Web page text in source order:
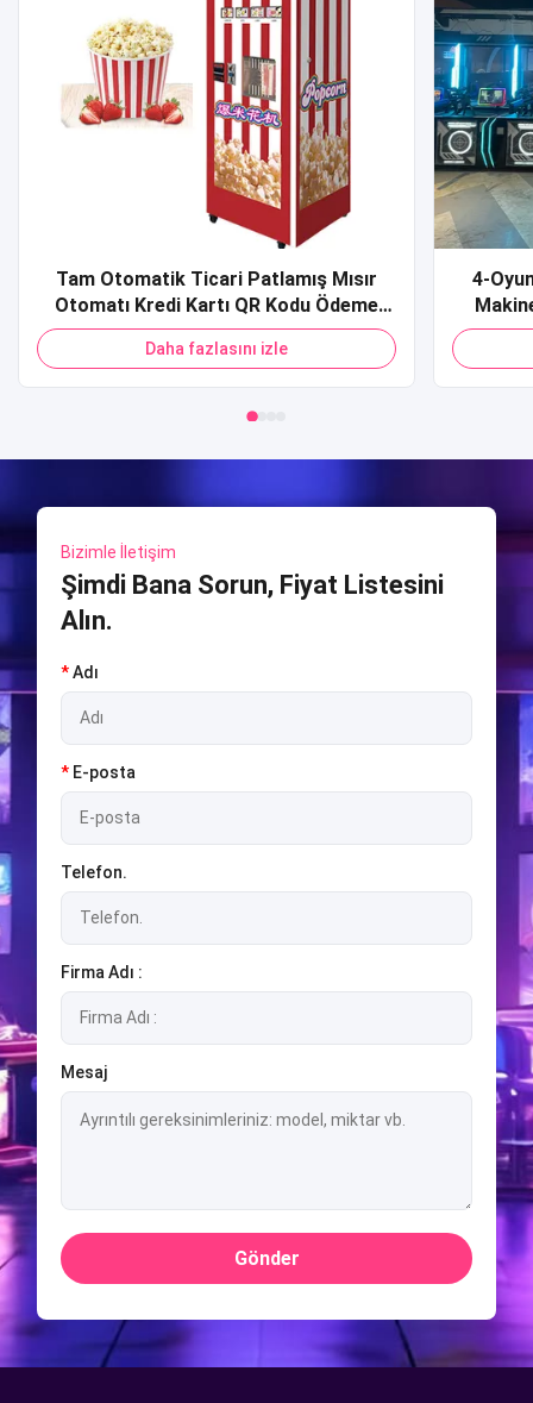
Tam Otomatik Ticari Patlamış Mısır
Otomatı Kredi Kartı QR Kodu Ödeme
Alışveriş Merkezi için Patlamış Mısır
Otomatı
Daha fazlasını izle
4-
Spor
Bizimle İletişim
Şimdi Bana Sorun, Fiyat Listesini
Alın.
*Adı
* E-posta
Telefon.
Firma Adı :
Mesaj
Gönder